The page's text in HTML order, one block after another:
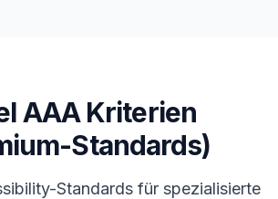
AAA Kriterien
Standards)
Standards für spezialisierte